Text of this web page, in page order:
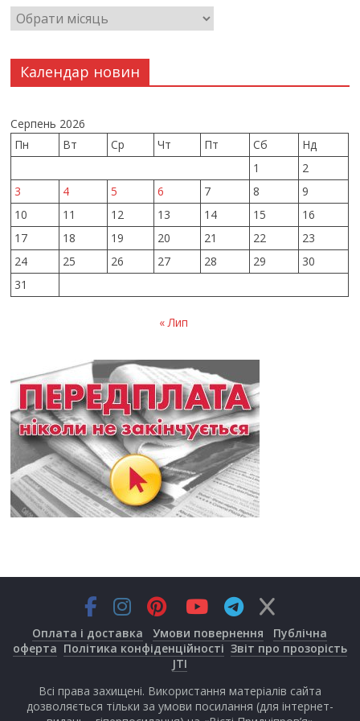
Календар новин
Серпень 2026
Пн
Вт Ср Чт Пт Сб
Нд
1
2
3
4 5 6 7 8
9
10
11 12 13 14 15
16
17
18 19 20 21 22
23
24
25 26 27 28 29
30
31
« Лип
Оплата і доставка Умови повернення
Публічна
оферта Політика конфіденційності Звіт про прозорість
JTI
Всі права захищені. Використання матеріалів сайта
дозволяється тільки за умови посилання (для інтернет-